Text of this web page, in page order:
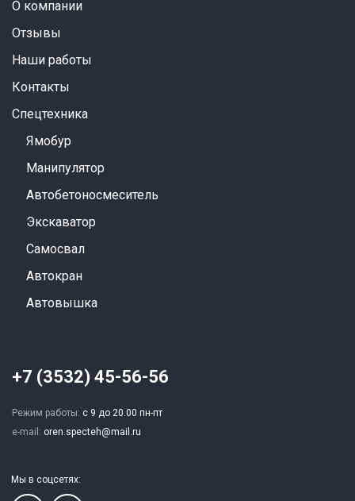
Мы в соцсетях:
О компании
Отзывы
Наши работы
Контакты
Спецтехника
Ямобур
Манипулятор
Автобетоносмеситель
Экскаватор
Самосвал
Автокран
Автовышка
+7 (3532) 45-56-56
Режим работы: с 9 до 20.00 пн-пт
e-mail: oren.specteh@mail.ru